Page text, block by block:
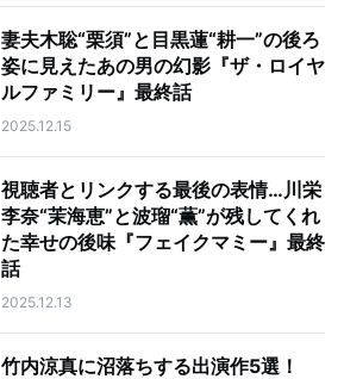
妻夫木聡“栗須”と目黒蓮“耕一”の後ろ
姿に見えたあの男の幻影『ザ・ロイヤ
ルファミリー』最終話
2025.12.15
視聴者とリンクする最後の表情…川栄
李奈“茉海恵”と波瑠“薫”が残してくれ
た幸せの後味『フェイクマミー』最終
話
2025.12.13
竹内涼真に沼落ちする出演作5選！